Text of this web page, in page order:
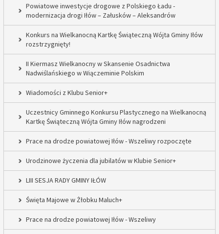
Powiatowe inwestycje drogowe z Polskiego Ładu -
modernizacja drogi Iłów – Załusków – Aleksandrów
Konkurs na Wielkanocną Kartkę Świąteczną Wójta Gminy Iłów
rozstrzygnięty!
II Kiermasz Wielkanocny w Skansenie Osadnictwa
Nadwiślańskiego w Wiączeminie Polskim
Wiadomości z Klubu Senior+
Uczestnicy Gminnego Konkursu Plastycznego na Wielkanocną
Kartkę Świąteczną Wójta Gminy Iłów nagrodzeni
Prace na drodze powiatowej Iłów - Wszeliwy rozpoczęte
Urodzinowe życzenia dla jubilatów w Klubie Senior+
LIII SESJA RADY GMINY IŁÓW
Święta Majowe w Żłobku Maluch+
Prace na drodze powiatowej Iłów - Wszeliwy